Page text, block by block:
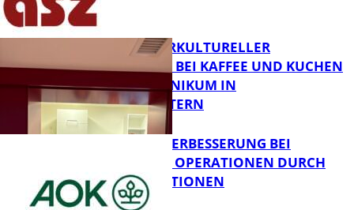
FB News
FB News
NEUER INTERKULTURELLER
TREFFPUNKT BEI KAFFEE UND KUCHEN
IM PFALZKLINIKUM IN
KAISERSLAUTERN
QUALITÄTSVERBESSERUNG BEI
KOMPLEXEN OPERATIONEN DURCH
KONZENTRATIONEN